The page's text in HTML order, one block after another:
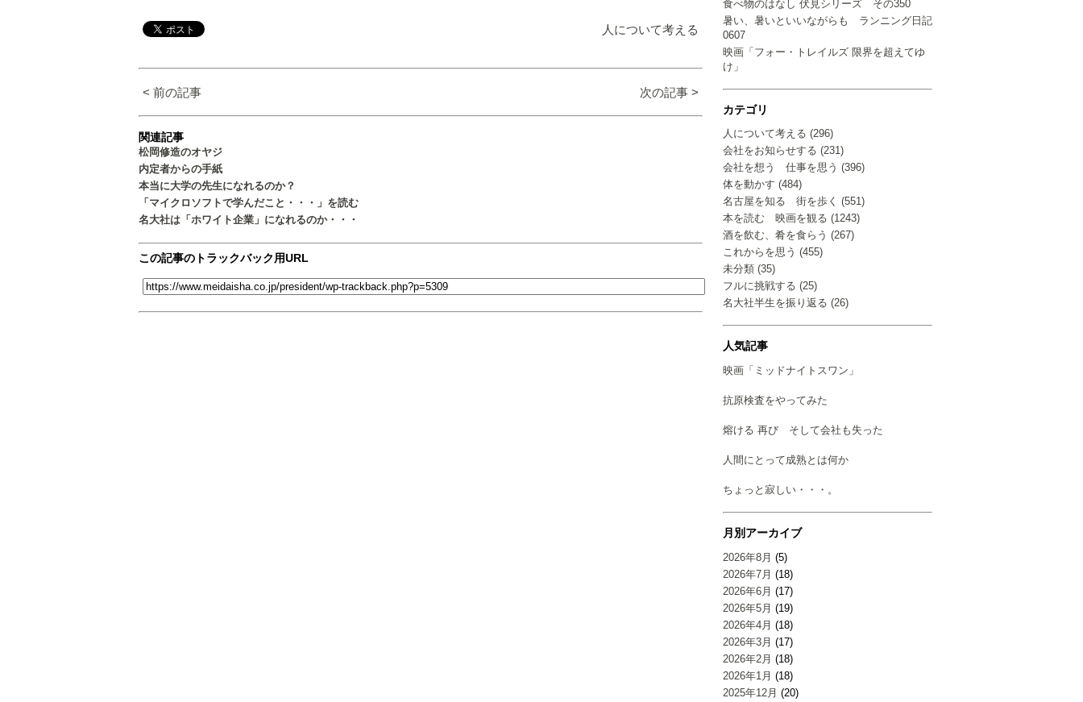
食べ物のはなし 伏見シリーズ その350
暑い、暑いといいながらも ランニング日記
0607
映画「フォー・トレイルズ 限界を超えてゆ
け」
カテゴリ
人について考える (296)
会社をお知らせする (231)
会社を想う 仕事を思う (396)
体を動かす (484)
名古屋を知る 街を歩く (551)
本を読む 映画を観る (1243)
酒を飲む、肴を食らう (267)
これからを思う (455)
未分類 (35)
フルに挑戦する (25)
名大社半生を振り返る (26)
人気記事
映画「ミッドナイトスワン」
抗原検査をやってみた
熔ける 再び そして会社も失った
人間にとって成熟とは何か
ちょっと寂しい・・・。
月別アーカイブ
2026年8月 (5)
2026年7月 (18)
2026年6月 (17)
2026年5月 (19)
2026年4月 (18)
2026年3月 (17)
2026年2月 (18)
2026年1月 (18)
2025年12月 (20)
人について考える
< 前の記事 次の記事 >
関連記事
松岡修造のオヤジ
内定者からの手紙
本当に大学の先生になれるのか？
「マイクロソフトで学んだこと・・・」を読む
名大社は「ホワイト企業」になれるのか・・・
この記事のトラックバック用URL